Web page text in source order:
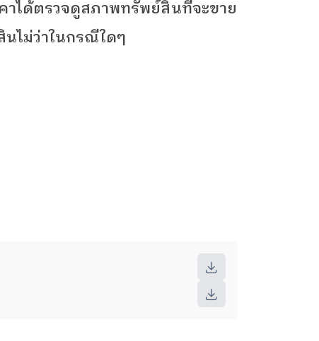
าได้ตรวจดูสภาพทรัพย์สินที่จะขาย
ไม่ว่าในกรณีใดๆ